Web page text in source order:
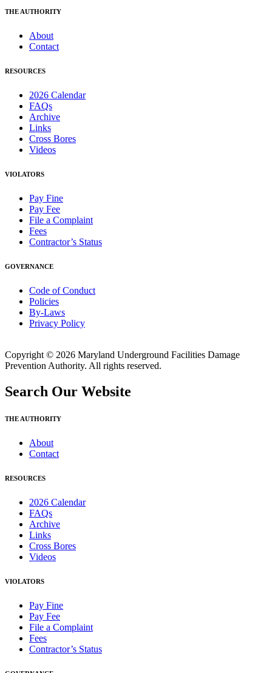
THE AUTHORITY
About
Contact
RESOURCES
2026 Calendar
FAQs
Archive
Links
Cross Bores
Videos
VIOLATORS
Pay Fine
Pay Fee
File a Complaint
Fees
Contractor’s Status
GOVERNANCE
Code of Conduct
Policies
By-Laws
Privacy Policy
Copyright © 2026 Maryland Underground Facilities Damage
Prevention Authority. All rights reserved.
Search Our Website
THE AUTHORITY
About
Contact
RESOURCES
2026 Calendar
FAQs
Archive
Links
Cross Bores
Videos
VIOLATORS
Pay Fine
Pay Fee
File a Complaint
Fees
Contractor’s Status